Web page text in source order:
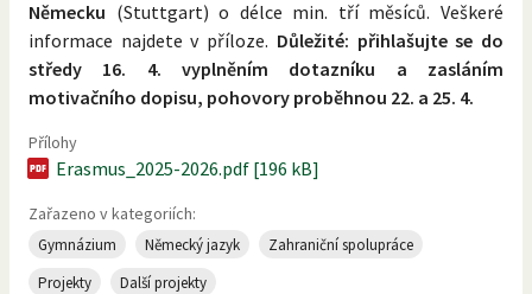
Německu (Stuttgart) o délce min. tří měsíců. Veškeré
informace najdete v příloze. Důležité: přihlašujte se do
středy 16. 4. vyplněním dotazníku a zasláním
motivačního dopisu, pohovory proběhnou 22. a 25. 4.
Přílohy
Erasmus_2025-2026.pdf [196 kB]
Zařazeno v kategoriích:
Gymnázium Německý jazyk
Zahraniční spolupráce
Projekty
Další projekty